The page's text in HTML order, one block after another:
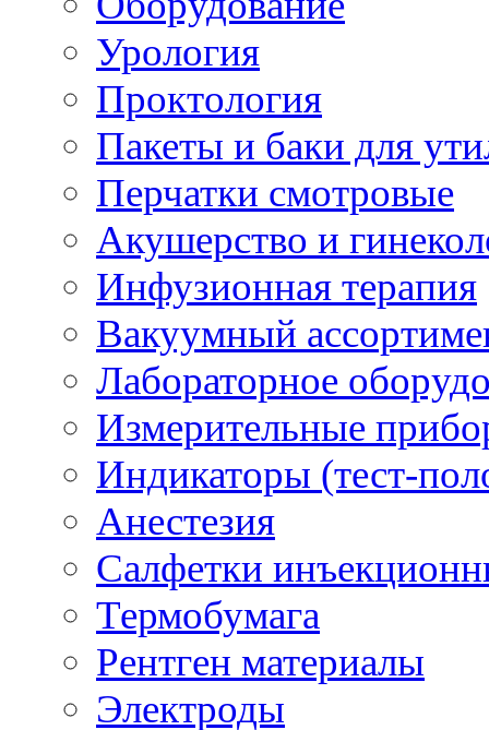
Урология
Проктология
Пакеты и баки для
Перчатки смотровые
Акушерство и
Инфузионная терапия
Вакуумный
Лабораторное
Измерительные
Индикаторы (тест-
Анестезия
Салфетки
Термобумага
Рентген материалы
Электроды